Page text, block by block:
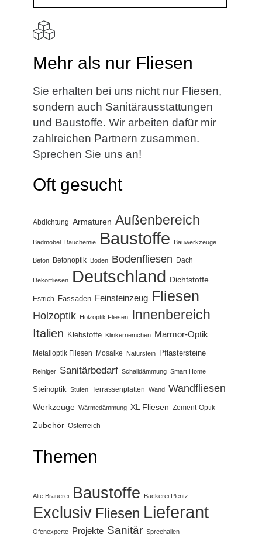
Mehr als nur Fliesen
Sie erhalten bei uns nicht nur Fliesen,
sondern auch Sanitärausstattungen
und Baustoffe. Wir arbeiten dafür mir
zahlreichen Partnern zusammen.
Sprechen Sie uns an!
Oft gesucht
Abdichtung Armaturen Außenbereich
Badmöbel Bauchemie Baustoffe Bauwerkzeuge
Beton Betonoptik Boden Bodenfliesen Dach
Dekorfliesen Deutschland Dichtstoffe
Estrich Fassaden Feinsteinzeug Fliesen
Holzoptik Holzoptik Fliesen Innenbereich
Italien Klebstoffe Klinkerriemchen Marmor-Optik
Metalloptik Fliesen Mosaike Naturstein Pflastersteine
Reiniger Sanitärbedarf Schalldämmung Smart Home
Steinoptik Stufen Terrassenplatten Wand Wandfliesen
Werkzeuge Wärmedämmung XL Fliesen Zement-Optik
Zubehör Österreich
Themen
Alte Brauerei Baustoffe Bäckerei Plentz
Exclusiv Fliesen Lieferant
Ofenexperte Projekte Sanitär Spreehallen